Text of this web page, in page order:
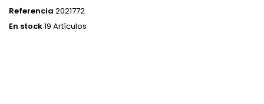
Referencia 2021772
En stock19 Artículos